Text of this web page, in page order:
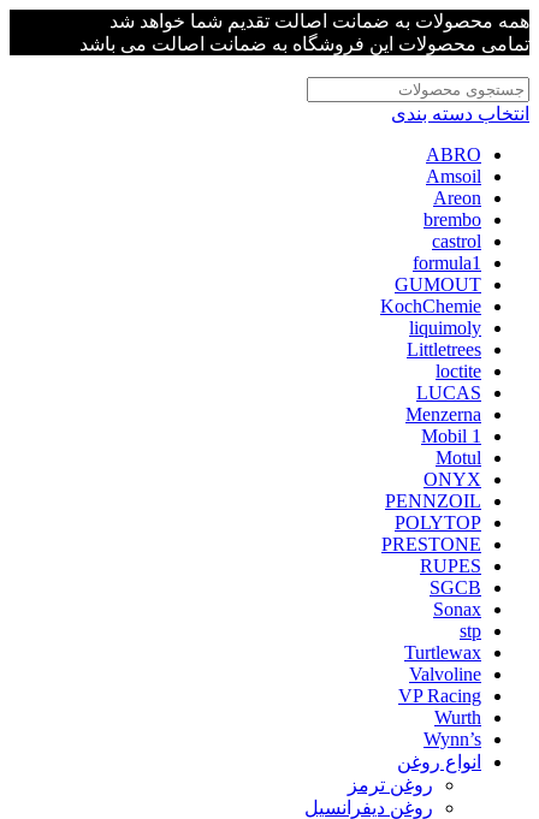
همه محصولات به ضمانت اصالت تقدیم شما خواهد شد
تمامی محصولات این فروشگاه به ضمانت اصالت می باشد
انتخاب دسته بندی
ABRO
Amsoil
Areon
brembo
castrol
formula1
GUMOUT
KochChemie
liquimoly
Littletrees
loctite
LUCAS
Menzerna
Mobil 1
Motul
ONYX
PENNZOIL
POLYTOP
PRESTONE
RUPES
SGCB
Sonax
stp
Turtlewax
Valvoline
VP Racing
Wurth
Wynn’s
انواع روغن
روغن ترمز
روغن دیفرانسیل